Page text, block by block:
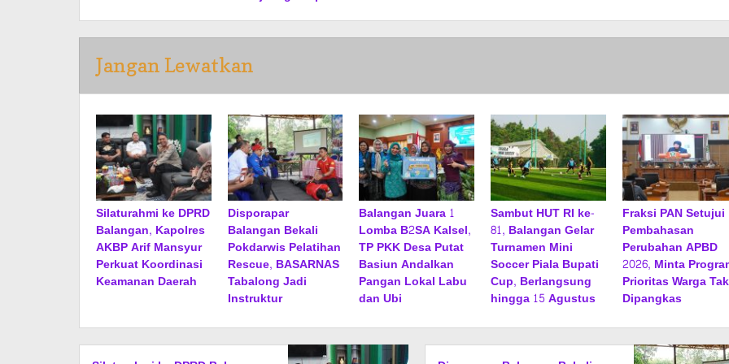
Jangan Lewatkan
Silaturahmi ke DPRD
Balangan, Kapolres
AKBP Arif Mansyur
Perkuat Koordinasi
Keamanan Daerah
Disporapar
Balangan Bekali
Pokdarwis Pelatihan
Rescue, BASARNAS
Tabalong Jadi
Instruktur
Balangan Juara 1
Lomba B2SA Kalsel,
TP PKK Desa Putat
Basiun Andalkan
Pangan Lokal Labu
dan Ubi
Sambut HUT RI ke-
81, Balangan Gelar
Turnamen Mini
Soccer Piala Bupati
Cup, Berlangsung
hingga 15 Agustus
Fraksi PAN Setujui
Pembahasan
Perubahan APBD
2026, Minta
Prioritas Warga Tak
Dipangkas